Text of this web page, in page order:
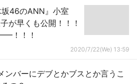
46のANN』小室
が早くも公開！！！
！！！
2020/7/22(We) 13:59
ンバーにデブとかブスとか言うこ